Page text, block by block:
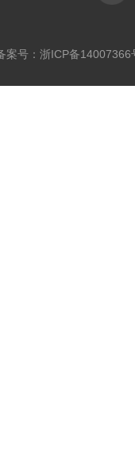
号： 浙ICP备14007366